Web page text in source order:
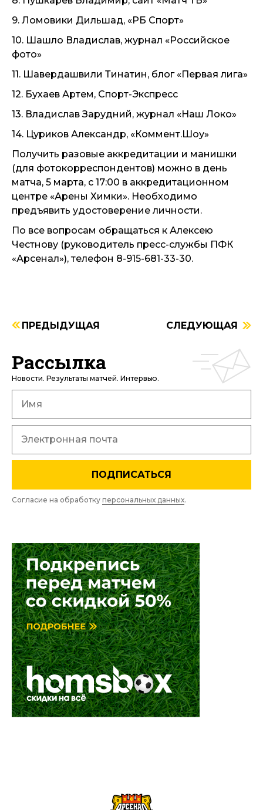
9. Ломовики Дильшад, «РБ Спорт»
10. Шашло Владислав, журнал «Российское
фото»
11. Шавердашвили Тинатин, блог «Первая лига»
12. Бухаев Артем, Спорт-Экспресс
13. Владислав Зарудний, журнал «Наш Локо»
14. Цуриков Александр, «Коммент.Шоу»
Получить разовые аккредитации и манишки
(для фотокорреспондентов) можно в день
матча, 5 марта, с 17:00 в аккредитационном
центре «Арены Химки». Необходимо
предъявить удостоверение личности.
По все вопросам обращаться к Алексею
Честнову (руководитель пресс-службы ПФК
«Арсенал»), телефон 8-915-681-33-30.
ПРЕДЫДУЩАЯ СЛЕДУЮЩАЯ
Рассылка
Новости. Результаты матчей. Интервью.
ПОДПИСАТЬСЯ
Согласие на обработку персональных данных.